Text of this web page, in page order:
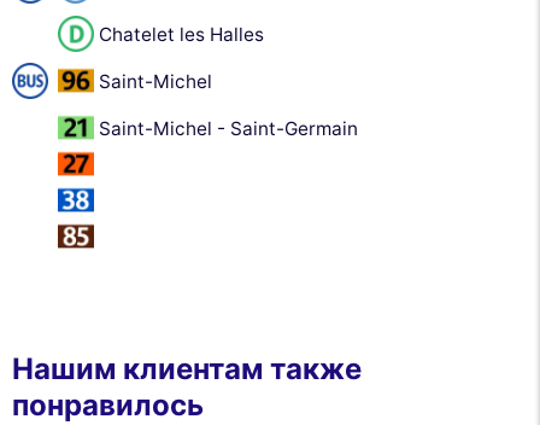
Chatelet les Halles
Saint-Michel
Saint-Michel - Saint-Germain
Нашим клиентам также
понравилось